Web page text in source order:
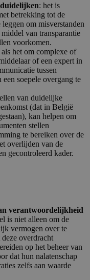
: het is
betrekking tot de
om misverstanden
van transparantie
voorkomen.
als het om complexe of
of een expert in
tussen
soepele overgang te
van duidelijke
(dat in België
kan helpen om
stellen
te bereiken over de
overlijden van de
gecontroleerd kader.
verantwoordelijkheid
is niet alleen om de
vermogen over te
overdracht
op het beheer van
dat hun nalatenschap
zelfs aan waarde